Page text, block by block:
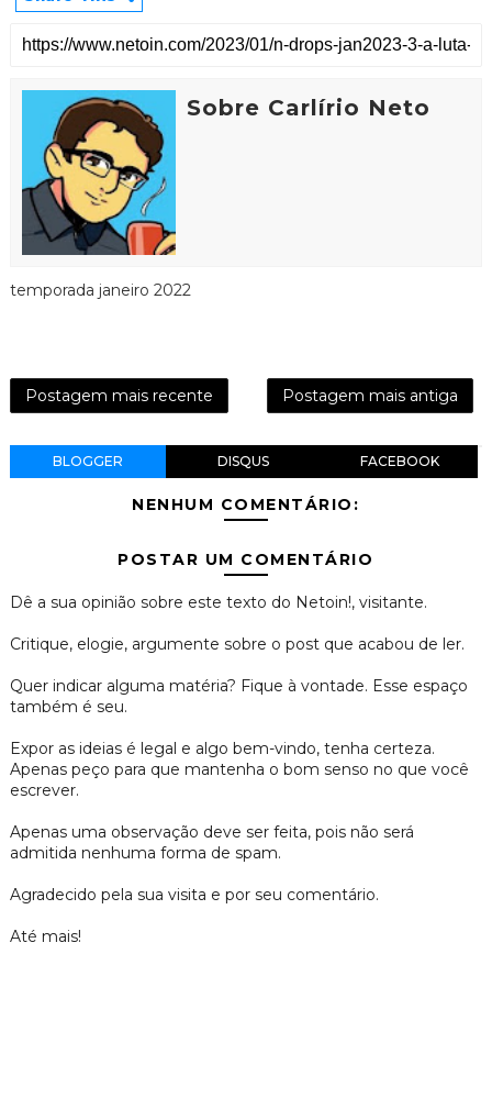
Sobre Carlírio Neto
temporada janeiro 2022
Postagem mais recente Postagem mais antiga
BLOGGER DISQUS FACEBOOK
NENHUM COMENTÁRIO:
POSTAR UM COMENTÁRIO
Dê a sua opinião sobre este texto do Netoin!, visitante.
Critique, elogie, argumente sobre o post que acabou de ler.
Quer indicar alguma matéria? Fique à vontade. Esse espaço
também é seu.
Expor as ideias é legal e algo bem-vindo, tenha certeza.
Apenas peço para que mantenha o bom senso no que você
escrever.
Apenas uma observação deve ser feita, pois não será
admitida nenhuma forma de spam.
Agradecido pela sua visita e por seu comentário.
Até mais!